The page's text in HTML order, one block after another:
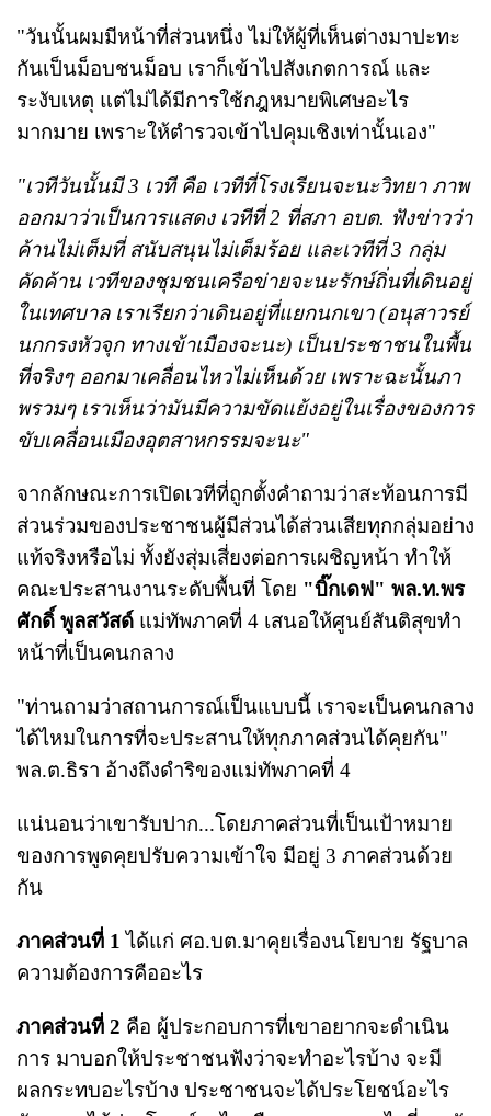
"วันนั้นผมมีหน้าที่ส่วนหนึ่ง ไม่ให้ผู้ที่เห็นต่างมาปะทะ
กันเป็นม็อบชนม็อบ เราก็เข้าไปสังเกตการณ์ และ
ระงับเหตุ แต่ไม่ได้มีการใช้กฎหมายพิเศษอะไร
มากมาย เพราะให้ตำรวจเข้าไปคุมเชิงเท่านั้นเอง"
"เวทีวันนั้นมี 3 เวที คือ เวทีที่โรงเรียนจะนะวิทยา ภาพ
ออกมาว่าเป็นการแสดง เวทีที่ 2 ที่สภา อบต. ฟังข่าวว่า
ค้านไม่เต็มที่ สนับสนุนไม่เต็มร้อย และเวทีที่ 3 กลุ่ม
คัดค้าน เวทีของชุมชนเครือข่ายจะนะรักษ์ถิ่นที่เดินอยู่
ในเทศบาล เราเรียกว่าเดินอยู่ที่แยกนกเขา (อนุสาวรย์
นกกรงหัวจุก ทางเข้าเมืองจะนะ) เป็นประชาชนในพื้น
ที่จริงๆ ออกมาเคลื่อนไหวไม่เห็นด้วย เพราะฉะนั้นภา
พรวมๆ เราเห็นว่ามันมีความขัดแย้งอยู่ในเรื่องของการ
ขับเคลื่อนเมืองอุตสาหกรรมจะนะ"
จากลักษณะการเปิดเวทีที่ถูกตั้งคำถามว่าสะท้อนการมี
ส่วนร่วมของประชาชนผู้มีส่วนได้ส่วนเสียทุกกลุ่มอย่าง
แท้จริงหรือไม่ ทั้งยังสุ่มเสี่ยงต่อการเผชิญหน้า ทำให้
คณะประสานงานระดับพื้นที่ โดย "บิ๊กเดฟ" พล.ท.พร
ศักดิ์ พูลสวัสด์ แม่ทัพภาคที่ 4 เสนอให้ศูนย์สันติสุขทำ
หน้าที่เป็นคนกลาง
"ท่านถามว่าสถานการณ์เป็นแบบนี้ เราจะเป็นคนกลาง
ได้ไหมในการที่จะประสานให้ทุกภาคส่วนได้คุยกัน"
พล.ต.ธิรา อ้างถึงดำริของแม่ทัพภาคที่ 4
แน่นอนว่าเขารับปาก...โดยภาคส่วนที่เป็นเป้าหมาย
ของการพูดคุยปรับความเข้าใจ มีอยู่ 3 ภาคส่วนด้วย
กัน
ภาคส่วนที่ 1 ได้แก่ ศอ.บต.มาคุยเรื่องนโยบาย รัฐบาล
ความต้องการคืออะไร
ภาคส่วนที่ 2 คือ ผู้ประกอบการที่เขาอยากจะดำเนิน
การ มาบอกให้ประชาชนฟังว่าจะทำอะไรบ้าง จะมี
ผลกระทบอะไรบ้าง ประชาชนจะได้ประโยชน์อะไร